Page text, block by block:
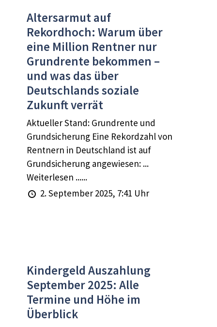
Altersarmut auf
Rekordhoch: Warum über
eine Million Rentner nur
Grundrente bekommen –
und was das über
Deutschlands soziale
Zukunft verrät
Aktueller Stand: Grundrente und
Grundsicherung Eine Rekordzahl von
Rentnern in Deutschland ist auf
Grundsicherung angewiesen: ...
Weiterlesen ......
2. September 2025, 7:41 Uhr
Kindergeld Auszahlung
September 2025: Alle
Termine und Höhe im
Überblick